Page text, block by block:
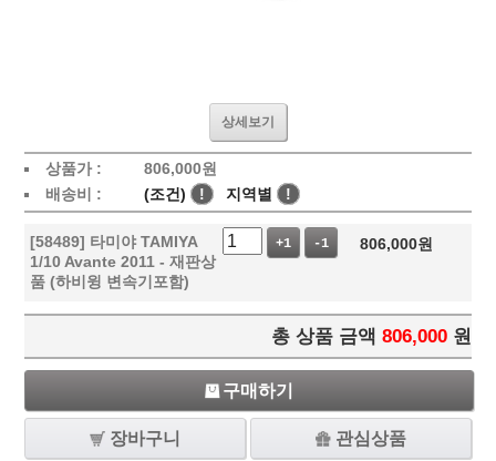
상세보기
상품가 : 806,000원
배송비 :
(조건) ! 지역별 !
[58489] 타미야 TAMIYA
1/10 Avante 2011 - 재판상
품 (하비윙 변속기포함)
+1 -1 806,000원
총 상품 금액 806,000 원
구매하기
장바구니 관심상품